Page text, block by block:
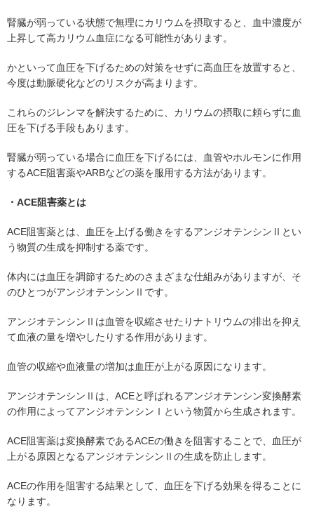
腎臓が弱っている状態で無理にカリウムを摂取すると、血中濃度が
上昇して高カリウム血症になる可能性があります。
かといって血圧を下げるための対策をせずに高血圧を放置すると、
今度は動脈硬化などのリスクが高まります。
これらのジレンマを解決するために、カリウムの摂取に頼らずに血
圧を下げる手段もあります。
腎臓が弱っている場合に血圧を下げるには、血管やホルモンに作用
するACE阻害薬やARBなどの薬を服用する方法があります。
・ACE阻害薬とは
ACE阻害薬とは、血圧を上げる働きをするアンジオテンシンⅡとい
う物質の生成を抑制する薬です。
体内には血圧を調節するためのさまざまな仕組みがありますが、そ
のひとつがアンジオテンシンⅡです。
アンジオテンシンⅡは血管を収縮させたりナトリウムの排出を抑え
て血液の量を増やしたりする作用があります。
血管の収縮や血液量の増加は血圧が上がる原因になります。
アンジオテンシンⅡは、ACEと呼ばれるアンジオテンシン変換酵素
の作用によってアンジオテンシンⅠという物質から生成されます。
ACE阻害薬は変換酵素であるACEの働きを阻害することで、血圧が
上がる原因となるアンジオテンシンⅡの生成を防止します。
ACEの作用を阻害する結果として、血圧を下げる効果を得ることに
なります。